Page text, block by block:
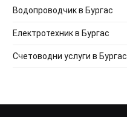
Водопроводчик в Бургас
Електротехник в Бургас
Счетоводни услуги в Бургас